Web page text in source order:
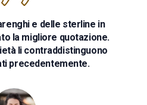
e delle sterline in
la migliore quotazione.
li contraddistinguono
precedentemente.